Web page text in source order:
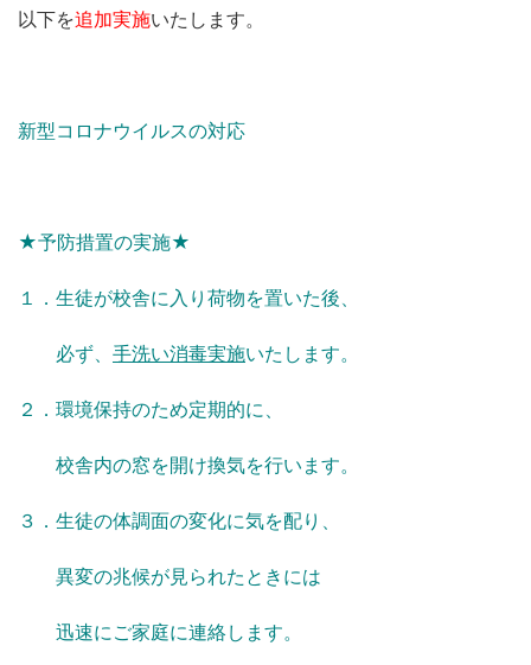
以下を追加実施いたします。
新型コロナウイルスの対応
★予防措置の実施★
１．生徒が校舎に入り荷物を置いた後、
必ず、 手洗い消毒実施いたします。
２．環境保持のため定期的に、
校舎内の窓を開け換気を行います。
３．生徒の体調面の変化に気を配り、
異変の兆候が見られたときには
迅速にご家庭に連絡します。